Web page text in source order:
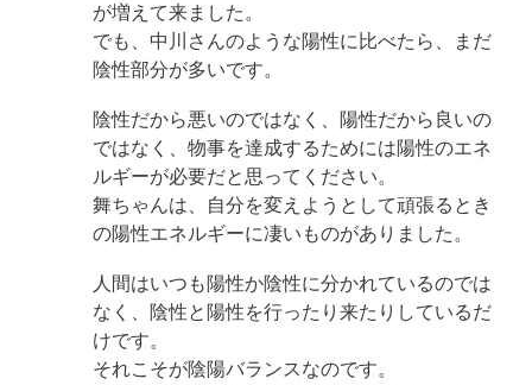
が増えて来ました。
でも、中川さんのような陽性に比べたら、まだ
陰性部分が多いです。
陰性だから悪いのではなく、陽性だから良いの
ではなく、物事を達成するためには陽性のエネ
ルギーが必要だと思ってください。
舞ちゃんは、自分を変えようとして頑張るとき
の陽性エネルギーに凄いものがありました。
人間はいつも陽性か陰性に分かれているのでは
なく、陰性と陽性を行ったり来たりしているだ
けです。
それこそが陰陽バランスなのです。